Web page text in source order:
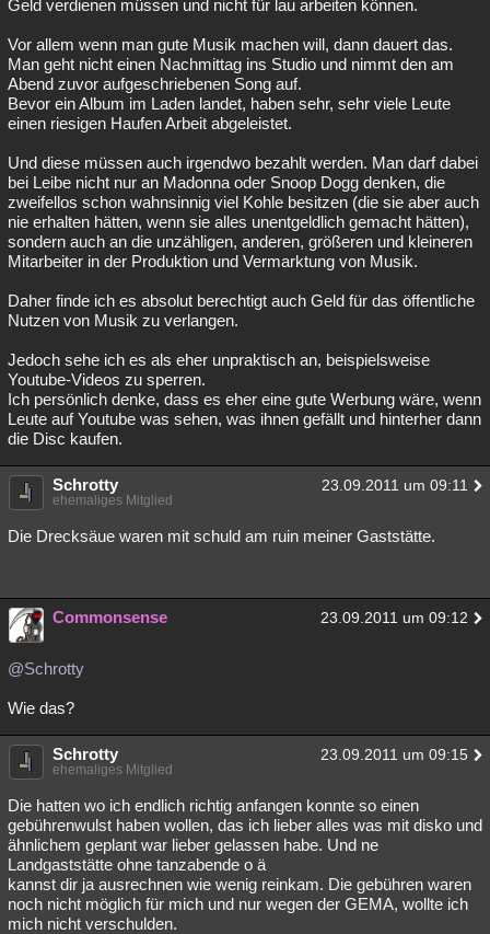
Geld verdienen müssen und nicht für lau arbeiten können.
Vor allem wenn man gute Musik machen will, dann dauert das.
Man geht nicht einen Nachmittag ins Studio und nimmt den am
Abend zuvor aufgeschriebenen Song auf.
Bevor ein Album im Laden landet, haben sehr, sehr viele Leute
einen riesigen Haufen Arbeit abgeleistet.
Und diese müssen auch irgendwo bezahlt werden. Man darf dabei
bei Leibe nicht nur an Madonna oder Snoop Dogg denken, die
zweifellos schon wahnsinnig viel Kohle besitzen (die sie aber auch
nie erhalten hätten, wenn sie alles unentgeldlich gemacht hätten),
sondern auch an die unzähligen, anderen, größeren und kleineren
Mitarbeiter in der Produktion und Vermarktung von Musik.
Daher finde ich es absolut berechtigt auch Geld für das öffentliche
Nutzen von Musik zu verlangen.
Jedoch sehe ich es als eher unpraktisch an, beispielsweise
Youtube-Videos zu sperren.
Ich persönlich denke, dass es eher eine gute Werbung wäre, wenn
Leute auf Youtube was sehen, was ihnen gefällt und hinterher dann
die Disc kaufen.
Schrotty 23.09.2011 um 09:11
ehemaliges Mitglied
Die Drecksäue waren mit schuld am ruin meiner Gaststätte.
Commonsense 23.09.2011 um 09:12
@Schrotty
Wie das?
Schrotty 23.09.2011 um 09:15
ehemaliges Mitglied
Die hatten wo ich endlich richtig anfangen konnte so einen
gebührenwulst haben wollen, das ich lieber alles was mit disko und
ähnlichem geplant war lieber gelassen habe. Und ne
Landgaststätte ohne tanzabende o ä
kannst dir ja ausrechnen wie wenig reinkam. Die gebühren waren
noch nicht möglich für mich und nur wegen der GEMA, wollte ich
mich nicht verschulden.